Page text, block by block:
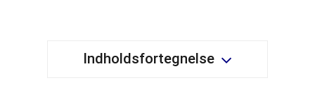
Indholdsfortegnelse